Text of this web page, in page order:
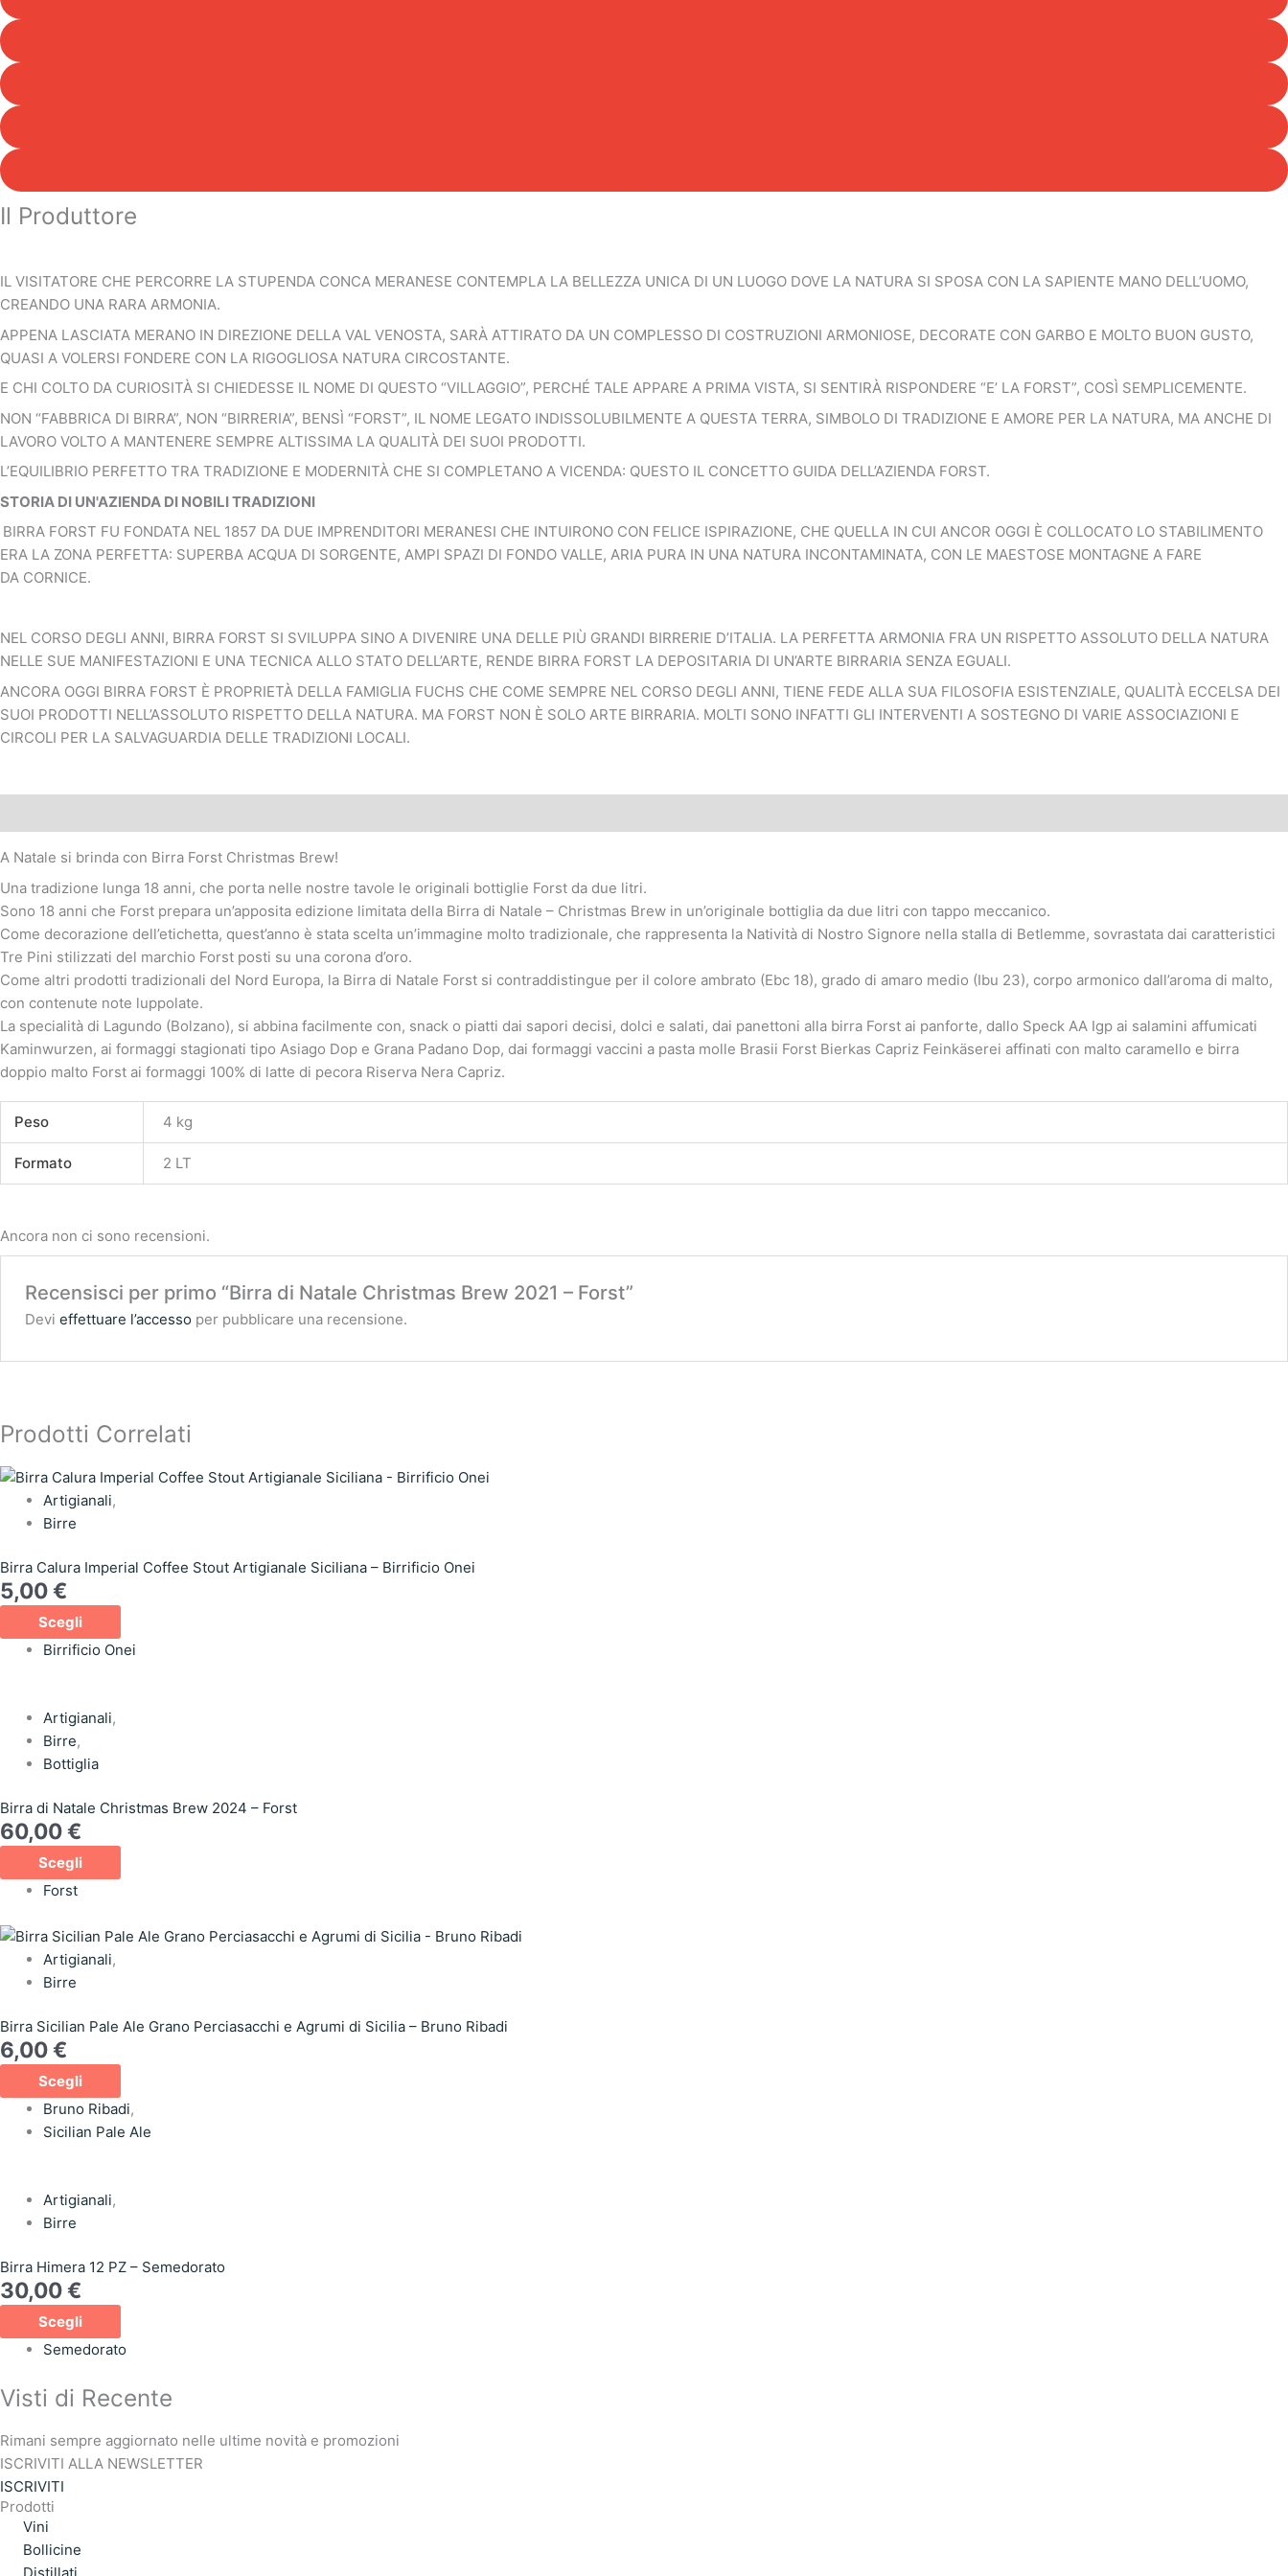
Il Produttore
IL VISITATORE CHE PERCORRE LA STUPENDA CONCA MERANESE CONTEMPLA LA BELLEZZA UNICA DI UN LUOGO DOVE LA NATURA SI SPOSA CON LA SAPIENTE MANO DELL’UOMO,
CREANDO UNA RARA ARMONIA.
APPENA LASCIATA MERANO IN DIREZIONE DELLA VAL VENOSTA, SARÀ ATTIRATO DA UN COMPLESSO DI COSTRUZIONI ARMONIOSE, DECORATE CON GARBO E MOLTO BUON GUSTO,
QUASI A VOLERSI FONDERE CON LA RIGOGLIOSA NATURA CIRCOSTANTE.
E CHI COLTO DA CURIOSITÀ SI CHIEDESSE IL NOME DI QUESTO “VILLAGGIO”, PERCHÉ TALE APPARE A PRIMA VISTA, SI SENTIRÀ RISPONDERE “E’ LA FORST”, COSÌ SEMPLICEMENTE.
NON “FABBRICA DI BIRRA”, NON “BIRRERIA”, BENSÌ “FORST”, IL NOME LEGATO INDISSOLUBILMENTE A QUESTA TERRA, SIMBOLO DI TRADIZIONE E AMORE PER LA NATURA, MA ANCHE DI
LAVORO VOLTO A MANTENERE SEMPRE ALTISSIMA LA QUALITÀ DEI SUOI PRODOTTI.
L’EQUILIBRIO PERFETTO TRA TRADIZIONE E MODERNITÀ CHE SI COMPLETANO A VICENDA: QUESTO IL CONCETTO GUIDA DELL’AZIENDA FORST.
STORIA DI UN'AZIENDA DI NOBILI TRADIZIONI
BIRRA FORST FU FONDATA NEL 1857 DA DUE IMPRENDITORI MERANESI CHE INTUIRONO CON FELICE ISPIRAZIONE, CHE QUELLA IN CUI ANCOR OGGI È COLLOCATO LO STABILIMENTO
ERA LA ZONA PERFETTA: SUPERBA ACQUA DI SORGENTE, AMPI SPAZI DI FONDO VALLE, ARIA PURA IN UNA NATURA INCONTAMINATA, CON LE MAESTOSE MONTAGNE A FARE
DA CORNICE.
NEL CORSO DEGLI ANNI, BIRRA FORST SI SVILUPPA SINO A DIVENIRE UNA DELLE PIÙ GRANDI BIRRERIE D’ITALIA. LA PERFETTA ARMONIA FRA UN RISPETTO ASSOLUTO DELLA NATURA
NELLE SUE MANIFESTAZIONI E UNA TECNICA ALLO STATO DELL’ARTE, RENDE BIRRA FORST LA DEPOSITARIA DI UN’ARTE BIRRARIA SENZA EGUALI.
ANCORA OGGI BIRRA FORST È PROPRIETÀ DELLA FAMIGLIA FUCHS CHE COME SEMPRE NEL CORSO DEGLI ANNI, TIENE FEDE ALLA SUA FILOSOFIA ESISTENZIALE, QUALITÀ ECCELSA DEI
SUOI PRODOTTI NELL’ASSOLUTO RISPETTO DELLA NATURA. MA FORST NON È SOLO ARTE BIRRARIA. MOLTI SONO INFATTI GLI INTERVENTI A SOSTEGNO DI VARIE ASSOCIAZIONI E
CIRCOLI PER LA SALVAGUARDIA DELLE TRADIZIONI LOCALI.
A Natale si brinda con Birra Forst Christmas Brew!
Una tradizione lunga 18 anni, che porta nelle nostre tavole le originali bottiglie Forst da due litri.
Sono 18 anni che Forst prepara un’apposita edizione limitata della Birra di Natale – Christmas Brew in un’originale bottiglia da due litri con tappo meccanico.
Come decorazione dell’etichetta, quest’anno è stata scelta un’immagine molto tradizionale, che rappresenta la Natività di Nostro Signore nella stalla di Betlemme, sovrastata dai caratteristici
Tre Pini stilizzati del marchio Forst posti su una corona d’oro.
Come altri prodotti tradizionali del Nord Europa, la Birra di Natale Forst si contraddistingue per il colore ambrato (Ebc 18), grado di amaro medio (Ibu 23), corpo armonico dall’aroma di malto,
con contenute note luppolate.
La specialità di Lagundo (Bolzano), si abbina facilmente con, snack o piatti dai sapori decisi, dolci e salati, dai panettoni alla birra Forst ai panforte, dallo Speck AA Igp ai salamini affumicati
Kaminwurzen, ai formaggi stagionati tipo Asiago Dop e Grana Padano Dop, dai formaggi vaccini a pasta molle Brasii Forst Bierkas Capriz Feinkäserei affinati con malto caramello e birra
doppio malto Forst ai formaggi 100% di latte di pecora Riserva Nera Capriz.
Peso 4 kg
Formato 2 LT
Ancora non ci sono recensioni.
Recensisci per primo “Birra di Natale Christmas Brew 2021 – Forst”
Devieffettuare l’accesso per pubblicare una recensione.
Prodotti Correlati
Artigianali,
Birre
Birra Calura Imperial Coffee Stout Artigianale Siciliana – Birrificio Onei
5,00€
Scegli
Birrificio Onei
Artigianali,
Birre,
Bottiglia
Birra di Natale Christmas Brew 2024 – Forst
60,00€
Scegli
Forst
Artigianali,
Birre
Birra Sicilian Pale Ale Grano Perciasacchi e Agrumi di Sicilia – Bruno Ribadi
6,00€
Scegli
Bruno Ribadi,
Sicilian Pale Ale
Artigianali,
Birre
Birra Himera 12 PZ – Semedorato
30,00€
Scegli
Semedorato
Visti di Recente
Rimani sempre aggiornato nelle ultime novità e promozioni
ISCRIVITI ALLA NEWSLETTER
ISCRIVITI
Prodotti
Vini
Bollicine
Distillati